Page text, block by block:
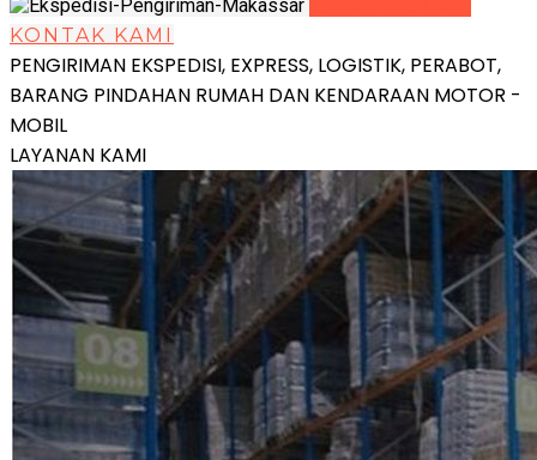
KONTAK KAMI
PENGIRIMAN EKSPEDISI, EXPRESS, LOGISTIK, PERABOT,
BARANG PINDAHAN RUMAH DAN KENDARAAN MOTOR -
MOBIL
LAYANAN KAMI